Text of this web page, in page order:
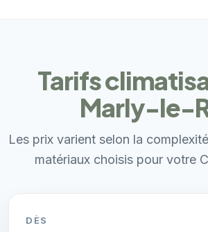
Tarifs
Marly-le-
Les prix varient selon la
matériaux choisis pour votre
DÈS